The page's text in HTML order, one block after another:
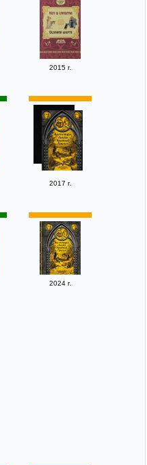
2015 г.
2017 г.
2024 г.